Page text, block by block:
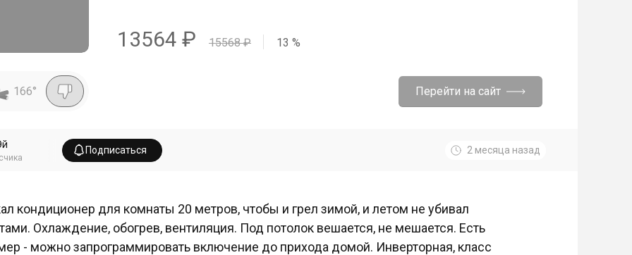
13564 ₽ 15568₽ 13 %
166° Перейти на сайт
Подписаться 2 месяца назад
кондиционер для комнаты 20 метров, чтобы и грел зимой, и летом не убивал
Охлаждение, обогрев, вентиляция. Под потолок вешается, не мешается. Есть
- можно запрограммировать включение до прихода домой. Инверторная, класс